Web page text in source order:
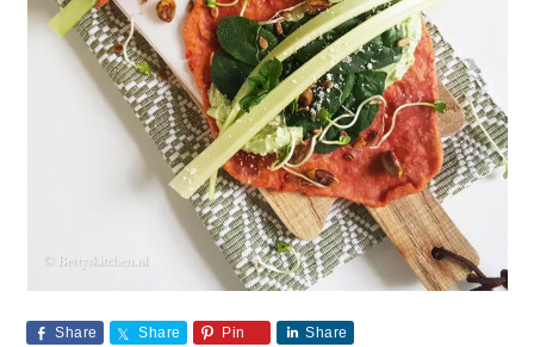
Share Share Pin Share